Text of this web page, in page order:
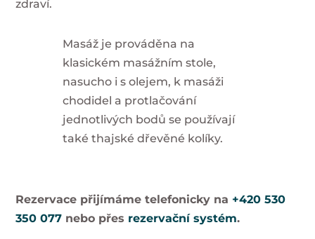
zdraví.
Masáž je prováděna na
klasickém masážním stole,
nasucho i s olejem, k masáži
chodidel a protlačování
jednotlivých bodů se používají
také thajské dřevěné kolíky.
Rezervace přijímáme telefonicky na +420 530
350 077 nebo přes rezervační systém.